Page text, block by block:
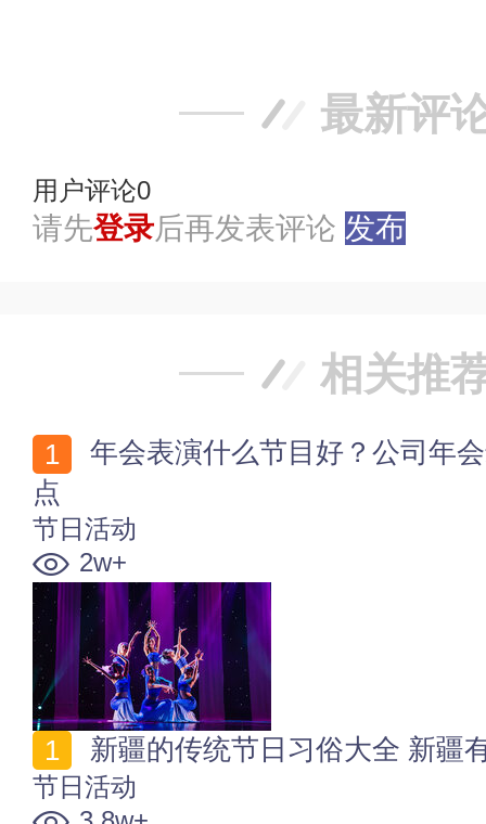
最新评
用户评论0
请先登录后再发表评论 发布
相关推
点
节日活动
2w+
新疆的传统节日习俗大全 新疆
节日活动